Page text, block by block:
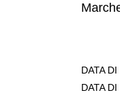
DATA
DATA